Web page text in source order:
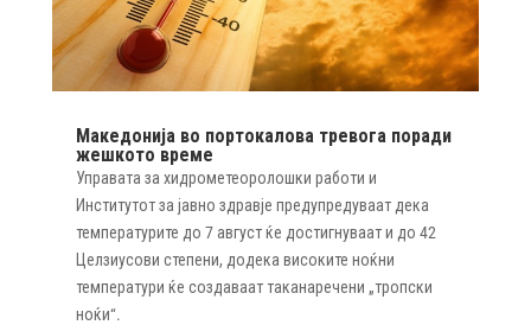
Македонија во портокалова тревога поради
жешкото време
Управата за хидрометеоролошки работи и
Институтот за јавно здравје предупредуваат дека
температурите до 7 август ќе достигнуваат и до 42
Целзиусови степени, додека високите ноќни
температури ќе создаваат таканаречени „тропски
ноќи“.